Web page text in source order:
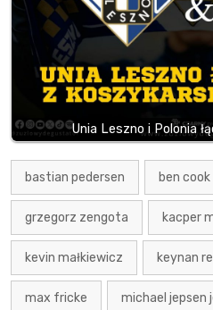
Unia Leszno i Polonia
bastian pedersen ben cook
grzegorz zengota kacper
kevin małkiewicz keynan
max fricke michael jepsen